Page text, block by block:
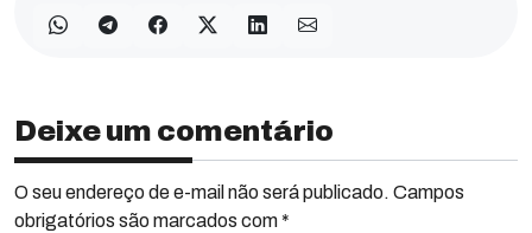
Deixe um comentário
O seu endereço de e-mail não será publicado. Campos
obrigatórios são marcados com *